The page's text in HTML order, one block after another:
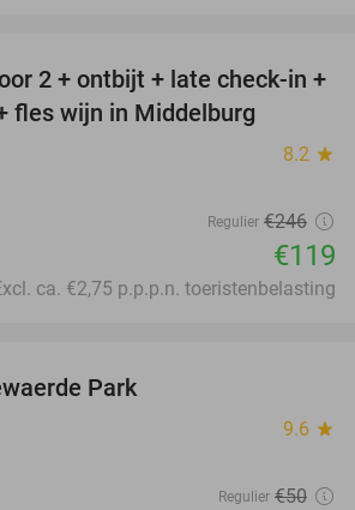
52%
2 + ontbijt + late check-in +
fles wijn in Middelburg
8.2 star
Regulier €246
€119
ca. €2,75 p.p.p.n. toeristenbelasting
Park
9.6 star
Regulier €50